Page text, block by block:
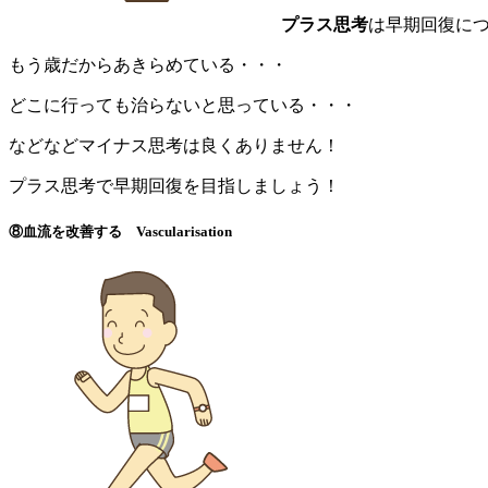
プラス思考は早期回復に
もう歳だからあきらめている・・・
どこに行っても治らないと思っている・・・
などなどマイナス思考は良くありません！
プラス思考で早期回復を目指しましょう！
⑧血流を改善する Vascularisation